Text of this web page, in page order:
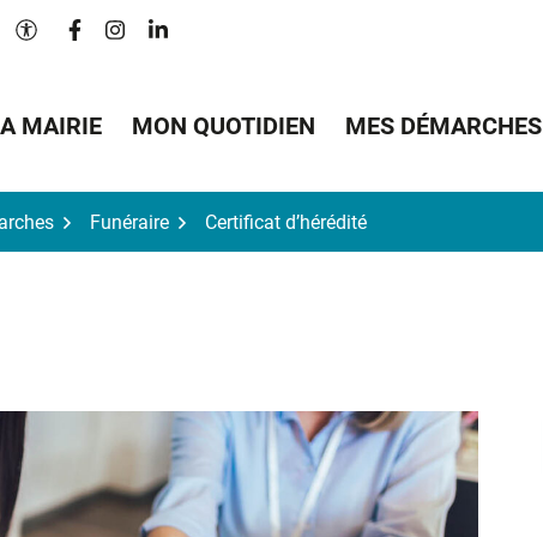
Paramètres d'accessibilité
Lien vers le compte Facebook
Lien vers le compte Instagram
Lien vers le compte Linkedin
MAIRIE MON QUOTIDIEN MES DÉMARCHES
Funéraire Certificat d’hérédité